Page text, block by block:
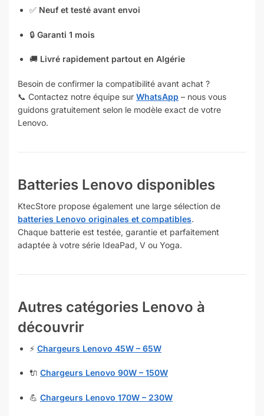
✅ Neuf et testé avant envoi
🔒 Garanti 1 mois
🚚 Livré rapidement partout en Algérie
Besoin de confirmer la compatibilité avant achat ?
📞 Contactez notre équipe sur WhatsApp – nous vous
guidons gratuitement selon le modèle exact de votre
Lenovo.
Batteries Lenovo disponibles
KtecStore propose également une large sélection de
batteries Lenovo originales et compatibles.
Chaque batterie est testée, garantie et parfaitement
adaptée à votre série IdeaPad, V ou Yoga.
Autres catégories Lenovo à
découvrir
⚡ Chargeurs Lenovo 45W – 65W
🔌 Chargeurs Lenovo 90W – 150W
💪 Chargeurs Lenovo 170W – 230W